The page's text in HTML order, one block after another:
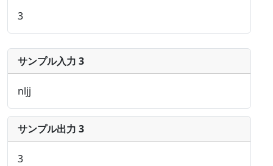
3
サンプル入力 3
nljj
サンプル出力 3
3